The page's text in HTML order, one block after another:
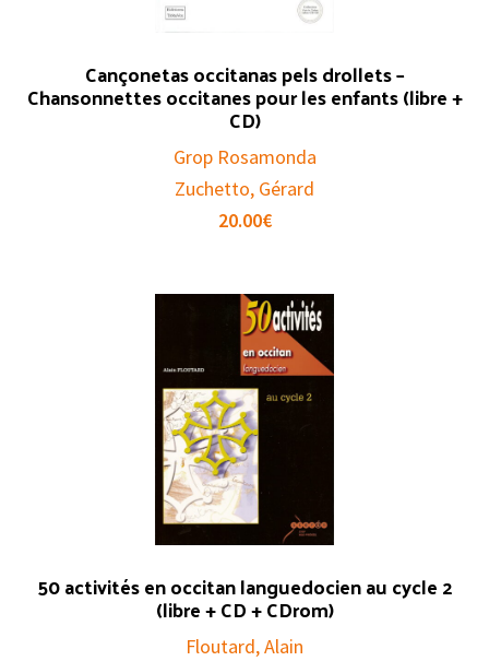
Cançonetas occitanas pels drollets –
Chansonnettes occitanes pour les enfants (libre +
CD)
Grop Rosamonda
Zuchetto, Gérard
20.00€
50 activités en occitan languedocien au cycle 2
(libre + CD + CDrom)
Floutard, Alain